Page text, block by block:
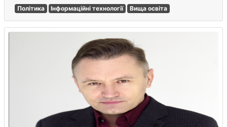
Політика Інформаційні технології Вища освіта